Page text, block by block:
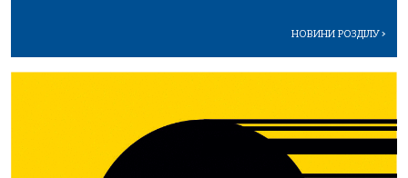
НОВИНИ РОЗДІЛУ>